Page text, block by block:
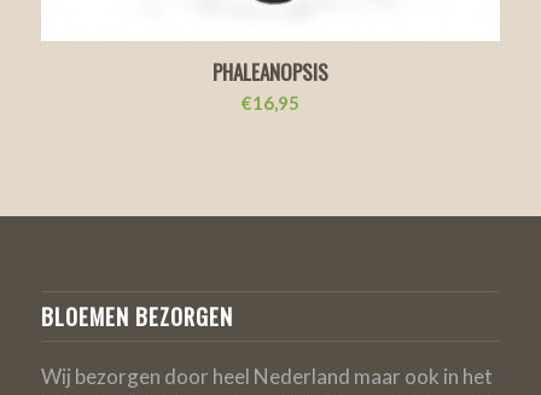
PHALEANOPSIS
€16,95
BLOEMEN BEZORGEN
Wij bezorgen door heel Nederland maar ook in het